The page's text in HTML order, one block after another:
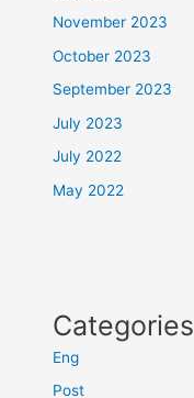
November 2023
October 2023
September 2023
July 2023
July 2022
May 2022
Categories
Eng
Post